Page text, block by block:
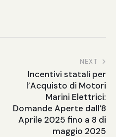
NEXT
Incentivi statali per
l’Acquisto di Motori
Marini Elettrici:
Domande Aperte dall’8
Aprile 2025 fino a 8 di
maggio 2025